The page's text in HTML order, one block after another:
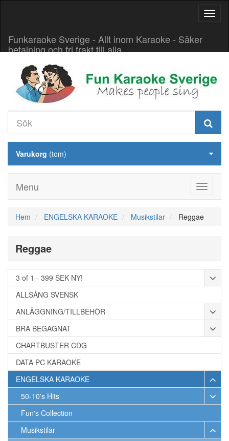
Funkaraoke Sverige - Allt inom Karaoke - Säker
betalning och fri frakt till alla
Varukorg (tom)
Menu
Hem ENGELSKA KARAOKE Musikstilar Reggae
Reggae
3 of 1 - 399 SEK NY!
ALLSÅNG SVENSK
ANLÄGGNING/TILLBEHÖR
BRA BEGAGNAT
CHARTBUSTER CDG
DATA PC KARAOKE
ENGELSKA KARAOKE
50-10's Hits
Fun's Collection
Musikstilar